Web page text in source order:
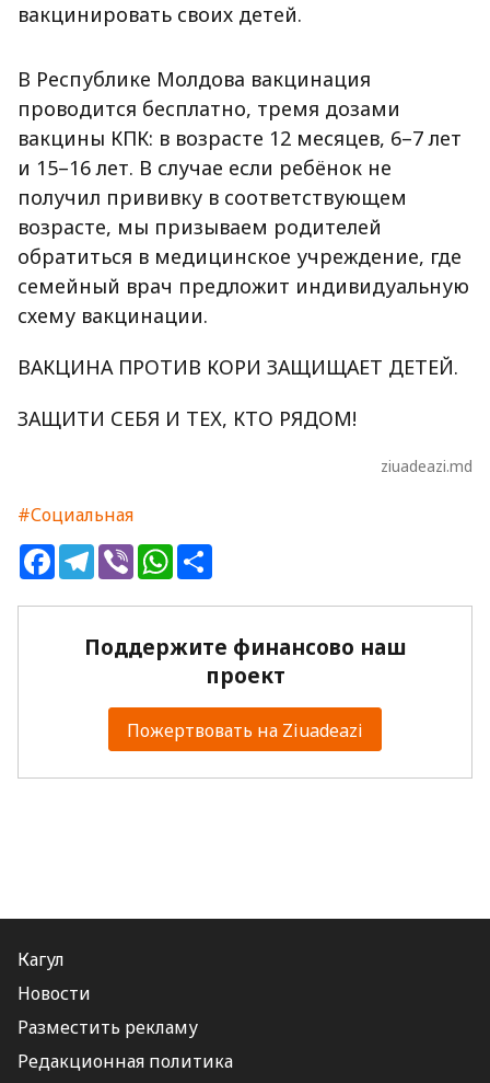
вакцинировать своих детей.
В Республике Молдова вакцинация
проводится бесплатно, тремя дозами
вакцины КПК: в возрасте 12 месяцев, 6–7 лет
и 15–16 лет. В случае если ребёнок не
получил прививку в соответствующем
возрасте, мы призываем родителей
обратиться в медицинское учреждение, где
семейный врач предложит индивидуальную
схему вакцинации.
ВАКЦИНА ПРОТИВ КОРИ ЗАЩИЩАЕТ ДЕТЕЙ.
ЗАЩИТИ СЕБЯ И ТЕХ, КТО РЯДОМ!
ziuadeazi.md
#Социальная
FacebookTelegram
ViberWhatsApp
Поддержите финансово наш
проект
Пожертвовать на Ziuadeazi
Кагул
Новости
Разместить рекламу
Редакционная политика